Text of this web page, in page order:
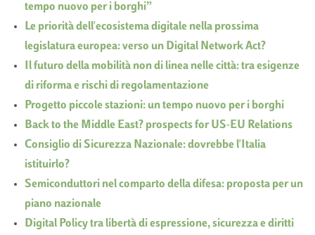
tempo nuovo per i borghi”
Le priorità dell'ecosistema digitale nella prossima
legislatura europea: verso un Digital Network Act?
Il futuro della mobilità non di linea nelle città: tra esigenze
di riforma e rischi di regolamentazione
Progetto piccole stazioni: un tempo nuovo per i borghi
Back to the Middle East? prospects for US-EU Relations
Consiglio di Sicurezza Nazionale: dovrebbe l'Italia
istituirlo?
Semiconduttori nel comparto della difesa: proposta per un
piano nazionale
Digital Policy tra libertà di espressione, sicurezza e diritti